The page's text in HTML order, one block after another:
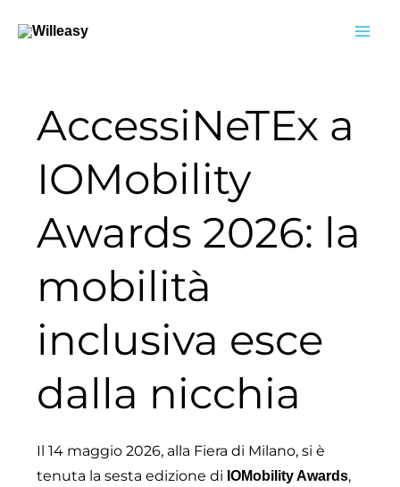
AccessiNeTEx a
IOMobility
Awards 2026: la
mobilità
inclusiva esce
dalla nicchia
Il 14 maggio 2026, alla Fiera di Milano, si è
tenuta la sesta edizione di IOMobility Awards,